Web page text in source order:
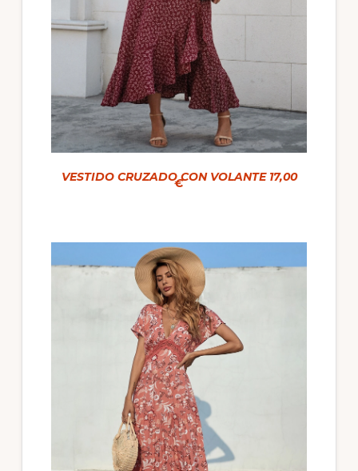
VESTIDO CRUZADO CON VOLANTE 17,00
€